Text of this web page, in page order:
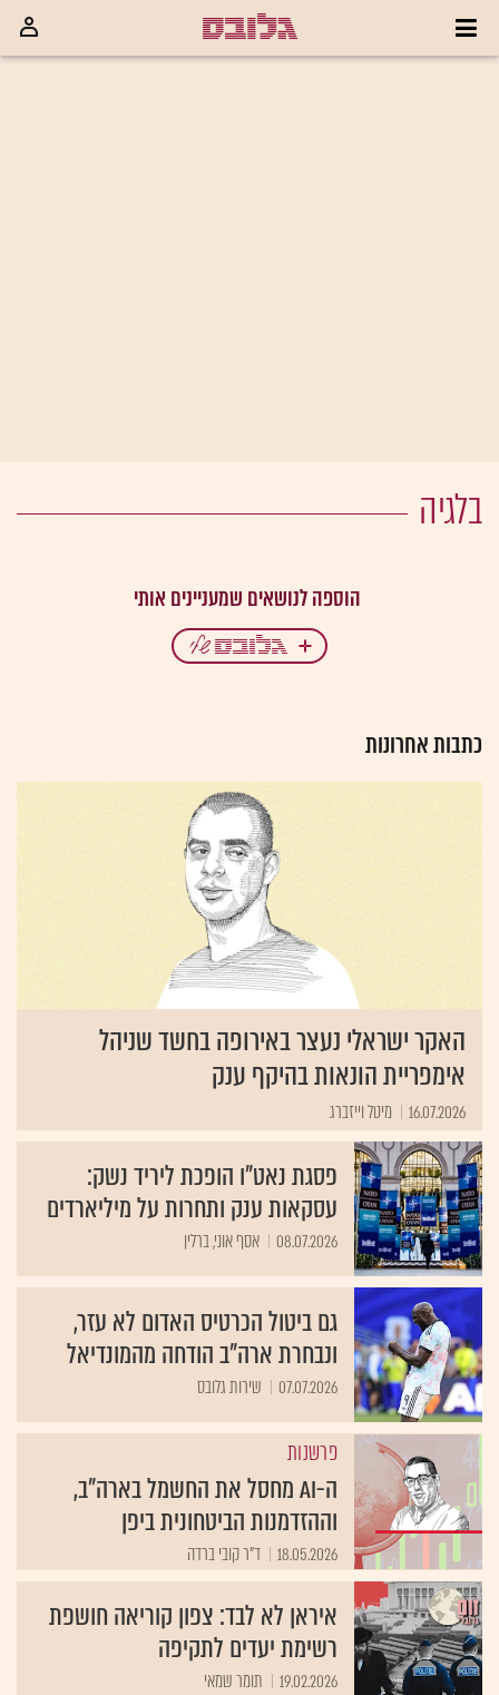
בלגיה
כתבות אחרונות
האקר ישראלי נעצר באירופה בחשד שניהל
אימפריית הונאות בהיקף ענק
16.07.2026 מיטל וייזברג
פסגת נאט"ו הופכת ליריד נשק:
עסקאות ענק ותחרות על מיליארדים
08.07.2026 אסף אוני, ברלין
גם ביטול הכרטיס האדום לא עזר,
ונבחרת ארה"ב הודחה מהמונדיאל
07.07.2026 שירות גלובס
פרשנות
ה-AI מחסל את החשמל בארה"ב,
וההזדמנות הביטחונית ביפן
18.05.2026 ד"ר קובי ברדה
איראן לא לבד: צפון קוריאה חושפת
רשימת יעדים לתקיפה
19.02.2026 תומר שמאי